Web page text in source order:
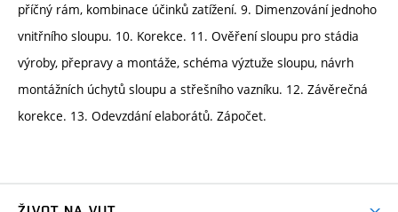
příčný rám, kombinace účinků zatížení. 9. Dimenzování jednoho
vnitřního sloupu. 10. Korekce. 11. Ověření sloupu pro stádia
výroby, přepravy a montáže, schéma výztuže sloupu, návrh
montážních úchytů sloupu a střešního vazníku. 12. Závěrečná
korekce. 13. Odevzdání elaborátů. Zápočet.